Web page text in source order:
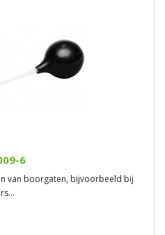
6
van boorgaten, bijvoorbeeld bij